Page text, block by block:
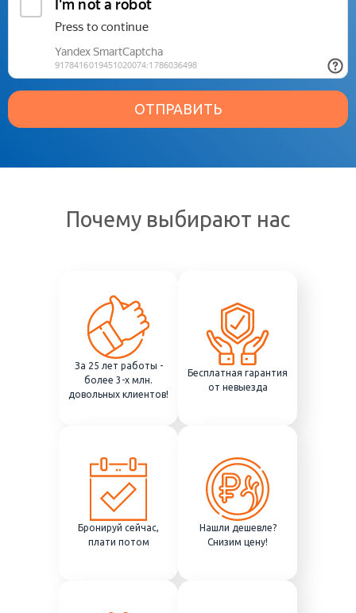
ОТПРАВИТЬ
Почему выбирают нас
За 25 лет работы -
более 3-х млн.
довольных клиентов!
Бесплатная гарантия
от невыезда
Бронируй сейчас,
плати потом
Нашли дешевле?
Снизим цену!